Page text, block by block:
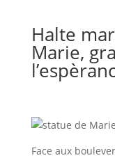
Halte
Marie,
Face aux